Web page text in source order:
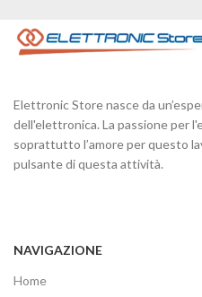
Elettronic Store nasce da
dell'elettronica. La passione per
soprattutto l’amore per questo
pulsante di questa attività.
NAVIGAZIONE
Home